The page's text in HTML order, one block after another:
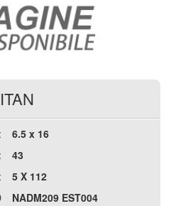
6.5 x 16
43
5 X 112
NADM209 EST004